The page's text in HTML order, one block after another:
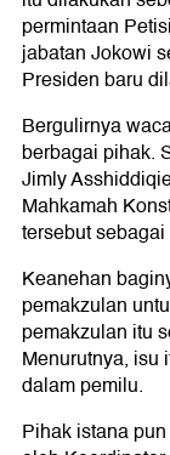
permintaan
jabatan Jokowi
Presiden baru
Bergulirnya
berbagai pihak.
Jimly
Mahkamah
tersebut
Keanehan
pemakzulan
pemakzulan itu
Menurutnya, isu
dalam pemilu.
Pihak istana